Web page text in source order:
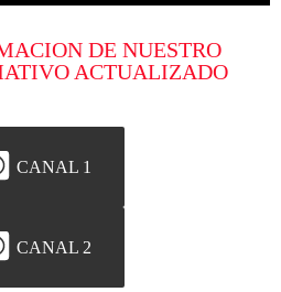
DE NUESTRO
ACTUALIZADO
CANAL 1
CANAL 2